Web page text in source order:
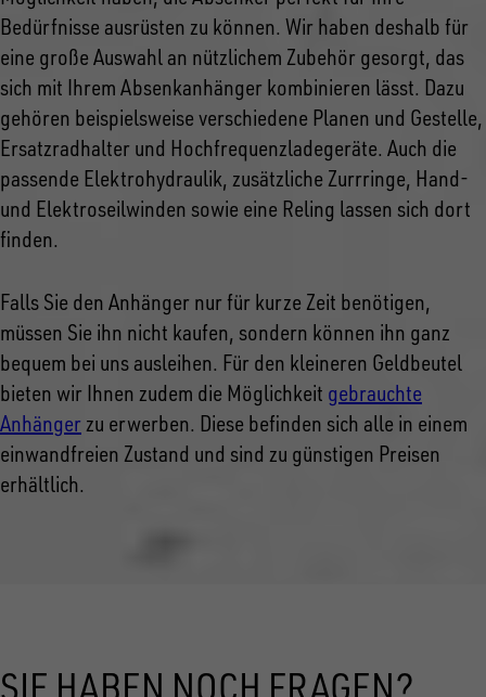
Bedürfnisse ausrüsten zu können. Wir haben deshalb für
eine große Auswahl an nützlichem Zubehör gesorgt, das
sich mit Ihrem Absenkanhänger kombinieren lässt. Dazu
gehören beispielsweise verschiedene Planen und Gestelle,
Ersatzradhalter und Hochfrequenzladegeräte. Auch die
passende Elektrohydraulik, zusätzliche Zurrringe, Hand-
und Elektroseilwinden sowie eine Reling lassen sich dort
finden.
Falls Sie den Anhänger nur für kurze Zeit benötigen,
müssen Sie ihn nicht kaufen, sondern können ihn ganz
bequem bei uns ausleihen. Für den kleineren Geldbeutel
bieten wir Ihnen zudem die Möglichkeit gebrauchte
Anhänger zu erwerben. Diese befinden sich alle in einem
einwandfreien Zustand und sind zu günstigen Preisen
erhältlich.
SIE HABEN NOCH FRAGEN?